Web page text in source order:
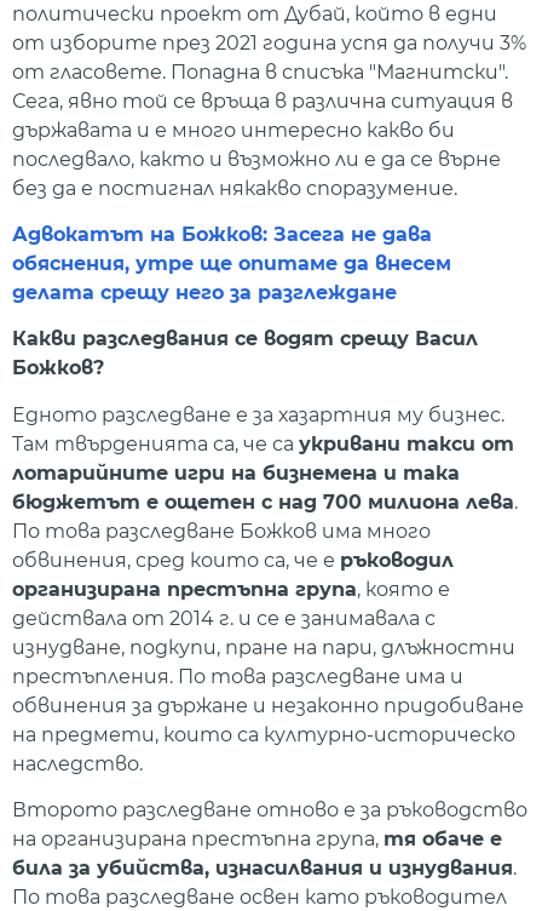
политически проект от Дубай, който в едни
от изборите през 2021 година успя да получи 3%
от гласовете. Попадна в списъка "Магнитски".
Сега, явно той се връща в различна ситуация в
държавата и е много интересно какво би
последвало, както и възможно ли е да се върне
без да е постигнал някакво споразумение.
Адвокатът на Божков: Засега не дава
обяснения, утре ще опитаме да внесем
делата срещу него за разглеждане
Какви разследвания се водят срещу Васил
Божков?
Едното разследване е за хазартния му бизнес.
Там твърденията са, че са укривани такси от
лотарийните игри на бизнемена и така
бюджетът е ощетен с над 700 милиона лева.
По това разследване Божков има много
обвинения, сред които са, че е ръководил
организирана престъпна група, която е
действала от 2014 г. и се е занимавала с
изнудване, подкупи, пране на пари, длъжностни
престъпления. По това разследване има и
обвинения за държане и незаконно придобиване
на предмети, които са културно-историческо
наследство.
Второто разследване отново е за ръководство
на организирана престъпна група, тя обаче е
била за убийства, изнасилвания и изнудвания.
По това разследване освен като ръководител